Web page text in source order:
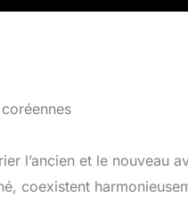
l’ancien et le nouveau
coexistent